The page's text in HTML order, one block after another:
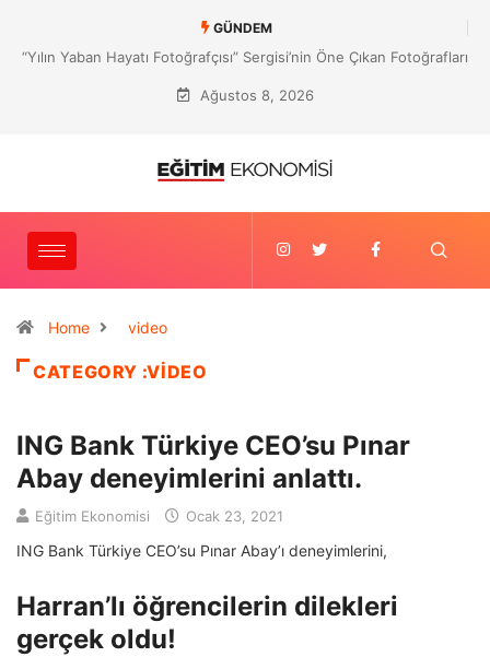
GÜNDEM
Fotoğrafçısı” Sergisi’nin Öne Çıkan Fotoğrafları
Mehmet
Ağustos 8, 2026
Home video
CATEGORY :VIDEO
ING Bank Türkiye CEO’su Pınar
Abay deneyimlerini anlattı.
Eğitim Ekonomisi Ocak 23, 2021
ING Bank Türkiye CEO’su Pınar Abay’ı deneyimlerini,
Harran’lı öğrencilerin dilekleri
gerçek oldu!